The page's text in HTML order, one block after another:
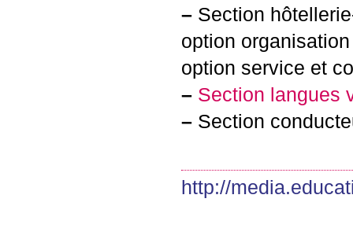
– Section
option
option service et
– Section langues
– Section
http://